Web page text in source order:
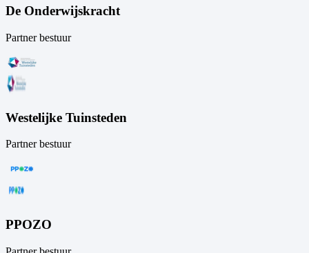
De Onderwijskracht
Partner bestuur
Westelijke Tuinsteden
Partner bestuur
PPOZO